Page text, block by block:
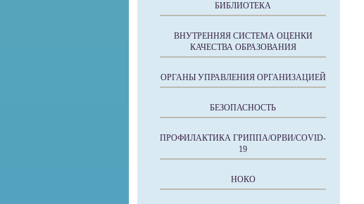
БИБЛИОТЕКА
ВНУТРЕННЯЯ СИСТЕМА ОЦЕНКИ
КАЧЕСТВА ОБРАЗОВАНИЯ
ОРГАНЫ УПРАВЛЕНИЯ ОРГАНИЗАЦИЕЙ
БЕЗОПАСНОСТЬ
ПРОФИЛАКТИКА ГРИППА/ОРВИ/COVID-
19
НОКО